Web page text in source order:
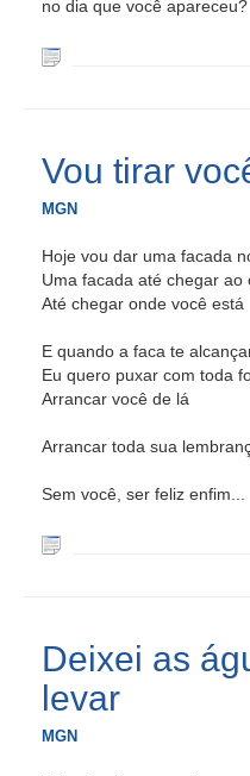
no dia que você apareceu?
Vou tirar
MGN
Hoje vou dar uma facada
Uma facada até chegar ao
Até chegar onde você está
E quando a faca te
Eu quero puxar com toda
Arrancar você de lá
Arrancar toda sua
Sem você, ser feliz enfim...
Deixei as
levar
MGN